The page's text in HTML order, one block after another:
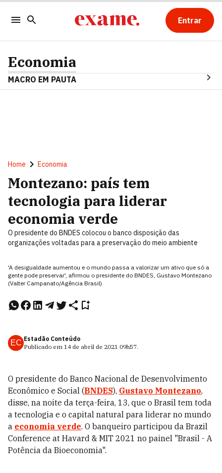
Entrar
Economia
MACRO EM PAUTA
Home Economia
Montezano: país tem
tecnologia para liderar
economia verde
O presidente do BNDES colocou o banco disposição das
organizações voltadas para a preservação do meio ambiente
'A desigualdade aumentou e o mundo passa a valorizar um ativo que só a
gente pode preservar', afirmou o presidente do BNDES, Gustavo Montezano
(Valter Campanato/Agência Brasil)
EC Estadão Conteúdo
Publicado em 14 de abril de 2021 09h57.
O presidente do Banco Nacional de Desenvolvimento
Econômico e Social (BNDES), Gustavo Montezano,
disse, na noite da terça-feira, 13, que o Brasil tem toda
a tecnologia e o capital natural para liderar no mundo
a economia verde. O banqueiro participou da Brazil
Conference at Havard & MIT 2021 no painel "Brasil - A
Potência da Bioeconomia".